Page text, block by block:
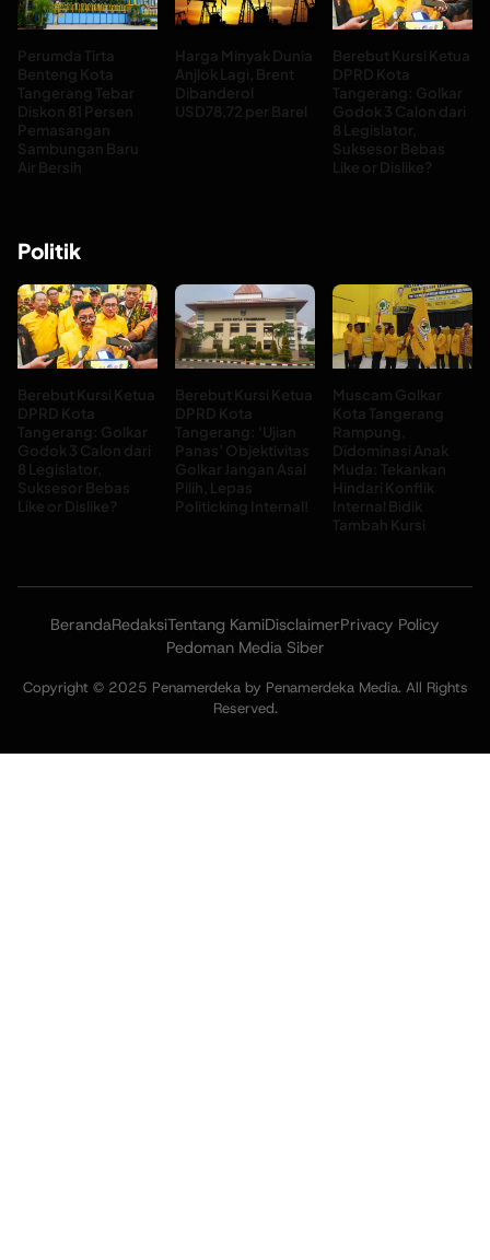
Perumda Tirta
Benteng Kota
Tangerang Tebar
Diskon 81 Persen
Pemasangan
Sambungan Baru
Air Bersih
Harga Minyak Dunia
Anjlok Lagi, Brent
Dibanderol
USD78,72 per Barel
Berebut Kursi Ketua
DPRD Kota
Tangerang: Golkar
Godok 3 Calon dari
8 Legislator,
Suksesor Bebas
Like or Dislike?
Politik
Berebut Kursi Ketua
DPRD Kota
Tangerang: Golkar
Godok 3 Calon dari
8 Legislator,
Suksesor Bebas
Like or Dislike?
Berebut Kursi Ketua
DPRD Kota
Tangerang: ‘Ujian
Panas’ Objektivitas
Golkar Jangan Asal
Pilih, Lepas
Politicking Internal!
Muscam Golkar
Kota Tangerang
Rampung,
Didominasi Anak
Muda: Tekankan
Hindari Konflik
Internal Bidik
Tambah Kursi
BerandaRedaksiTentang KamiDisclaimerPrivacy Policy
Pedoman Media Siber
Copyright © 2025 Penamerdeka by Penamerdeka Media. All Rights
Reserved.